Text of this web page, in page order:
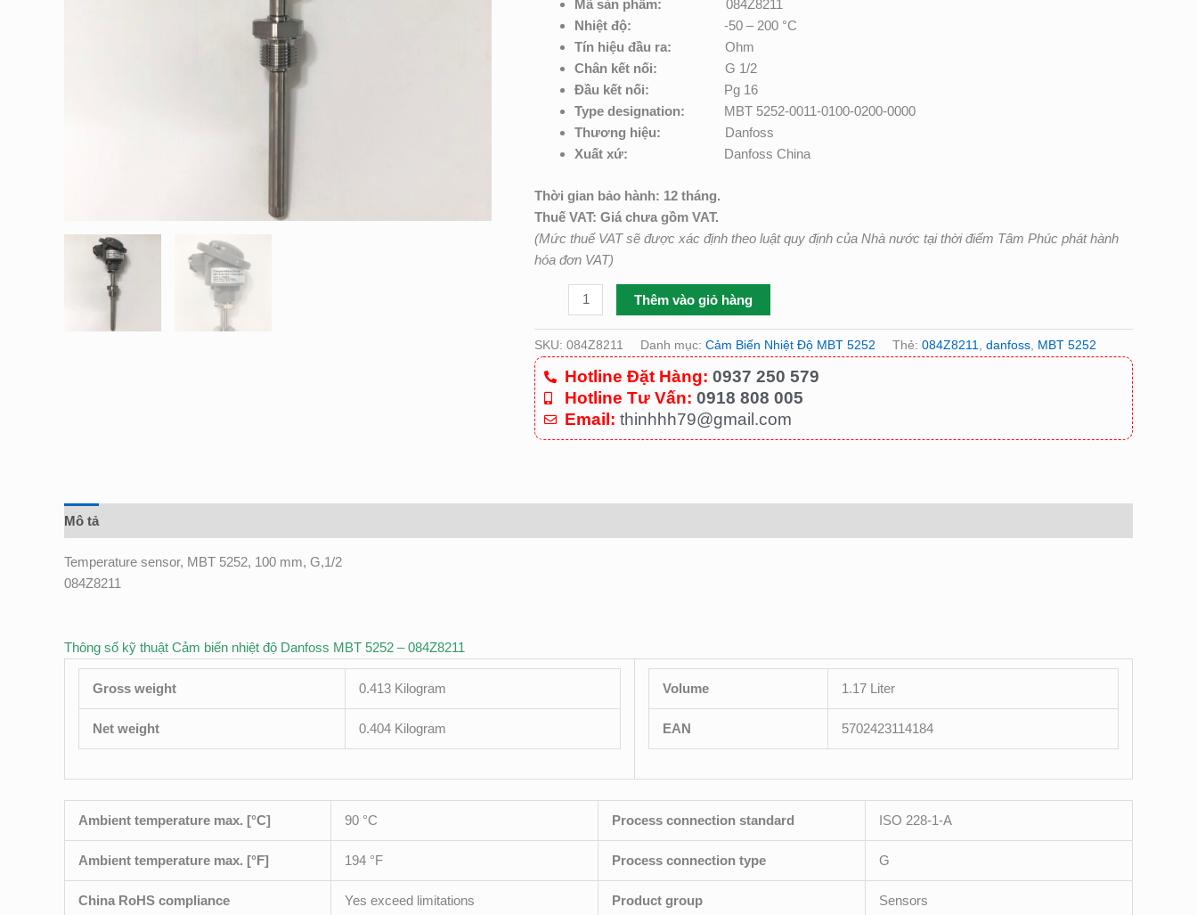
Mã sản phẩm: 084Z8211
Nhiệt độ: -50 – 200 °C
Tín hiệu đầu ra: Ohm
Chân kết nối: G 1/2
Đầu kết nối: Pg 16
Type designation: MBT 5252-0011-0100-0200-0000
Thương hiệu: Danfoss
Xuất xứ: Danfoss China
Thời gian bảo hành: 12 tháng.
Thuế VAT: Giá chưa gồm VAT.
(Mức thuế VAT sẽ được xác định theo luật quy định của Nhà nước tại thời điểm Tâm Phúc phát hành
hóa đơn VAT)
Thêm vào giỏ hàng
SKU: 084Z8211 Danh mục: Cảm Biến Nhiệt Độ MBT 5252 Thẻ: 084Z8211, danfoss, MBT 5252
Hotline Đặt Hàng: 0937 250 579
Hotline Tư Vấn: 0918 808 005
Email: thinhhh79@gmail.com
Mô tả
Temperature sensor, MBT 5252, 100 mm, G,1/2
084Z8211
Thông số kỹ thuật Cảm biến nhiệt độ Danfoss MBT 5252 – 084Z8211
Gross weight 0.413 Kilogram
Net weight 0.404 Kilogram
Volume 1.17 Liter
EAN 5702423114184
Ambient temperature max. [°C] 90 °C Process connection standard ISO 228-1-A
Ambient temperature max. [°F] 194 °F Process connection type G
China RoHS compliance Yes exceed limitations Product group Sensors